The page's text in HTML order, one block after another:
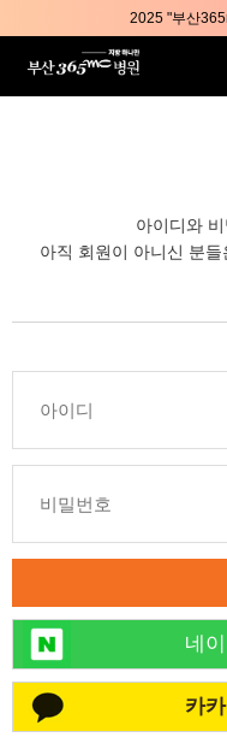
2025 "부산
부산365mc병
아이디와
아직 회원이 아니신 분
네
카